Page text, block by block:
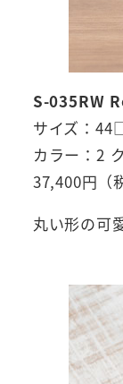
S-035RW
サイズ：
カラー：2
37,400円（
丸い形の可